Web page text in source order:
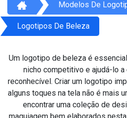
Modelos De
Logotipos De Beleza
Um logotipo de beleza é
nicho competitivo e ajudá-lo
reconhecível. Criar um logotipo
alguns toques na tela não é mais
encontrar uma coleção de